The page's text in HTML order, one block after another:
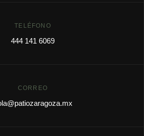
TELÉFONO
444 141 6069
CORREO